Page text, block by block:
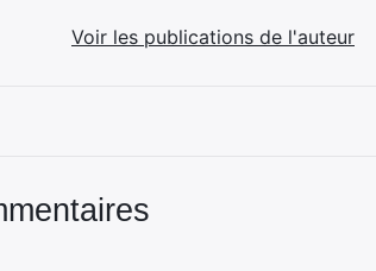
Voir les publications de l'auteur